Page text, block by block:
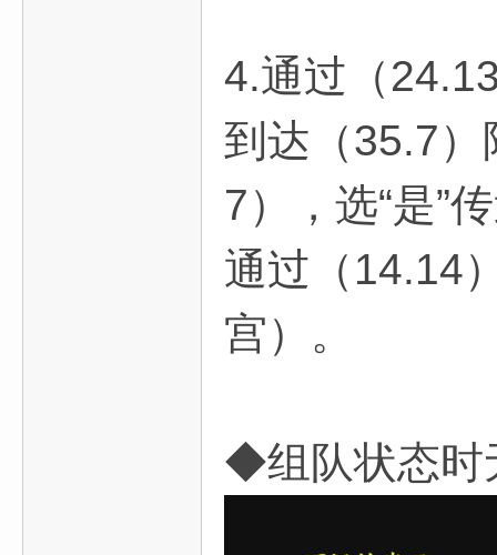
4.通过（
到达（35.7
7），选“是”
通过（14.14
宫）。
◆组队状态时